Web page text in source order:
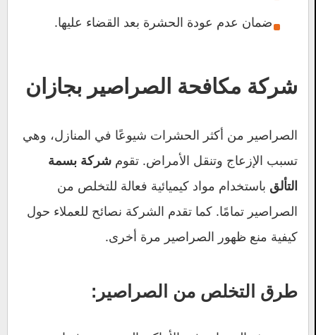
ضمان عدم عودة الحشرة بعد القضاء عليها.
شركة مكافحة الصراصير بجازان
الصراصير من أكثر الحشرات شيوعًا في المنازل، وهي
تسبب الإزعاج وتنقل الأمراض. تقوم شركة بسمة
التألق باستخدام مواد كيميائية فعالة للتخلص من
الصراصير تمامًا. كما تقدم الشركة نصائح للعملاء حول
كيفية منع ظهور الصراصير مرة أخرى.
طرق التخلص من الصراصير: